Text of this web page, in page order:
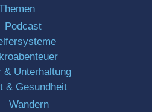
Podcast
& Unterhaltung
& Gesundheit
Wandern